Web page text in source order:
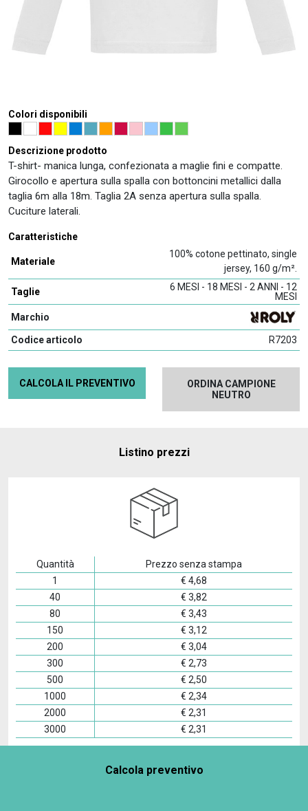
Descrizione prodotto
T-shirt- manica lunga, confezionata a maglie fini e compatte.
Girocollo e apertura sulla spalla con bottoncini metallici dalla
taglia 6m alla 18m. Taglia 2A senza apertura sulla spalla.
Cuciture laterali.
Caratteristiche
Materiale
100% cotone pettinato, single
jersey, 160 g/m².
Taglie
6 MESI - 18 MESI - 2 ANNI - 12
MESI
Marchio
Codice articolo R7203
Colori disponibili
CALCOLA IL PREVENTIVO
ORDINA CAMPIONE
NEUTRO
Listino prezzi
Quantità
Prezzo senza stampa
1
€ 4,68
40
€ 3,82
80
€ 3,43
150
€ 3,12
200
€ 3,04
300
€ 2,73
500
€ 2,50
1000
€ 2,34
2000
€ 2,31
3000
€ 2,31
Calcola preventivo